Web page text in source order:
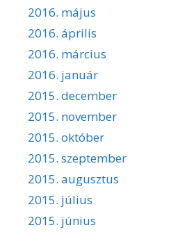
2016. május
2016. április
2016. március
2016. január
2015. december
2015. november
2015. október
2015. szeptember
2015. augusztus
2015. július
2015. június